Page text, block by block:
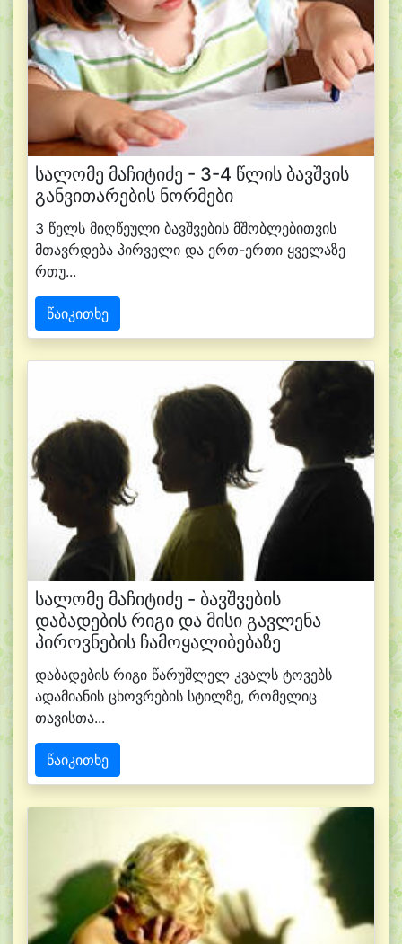
სალომე მაჩიტიძე - 3-4 წლის ბავშვის
განვითარების ნორმები
3 წელს მიღწეული ბავშვების მშობლებითვის
მთავრდება პირველი და ერთ-ერთი ყველაზე
რთუ...
წაიკითხე
სალომე მაჩიტიძე - ბავშვების
დაბადების რიგი და მისი გავლენა
პიროვნების ჩამოყალიბებაზე
დაბადების რიგი წარუშლელ კვალს ტოვებს
ადამიანის ცხოვრების სტილზე, რომელიც
თავისთა...
წაიკითხე